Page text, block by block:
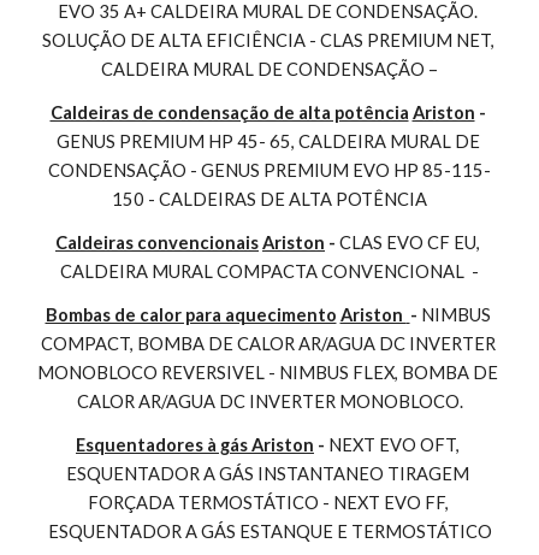
EVO 35 A+ CALDEIRA MURAL DE CONDENSAÇÃO.
SOLUÇÃO DE ALTA EFICIÊNCIA - CLAS PREMIUM NET,
CALDEIRA MURAL DE CONDENSAÇÃO –
Caldeiras de condensação de alta potência Ariston
GENUS PREMIUM HP 45- 65, CALDEIRA MURAL DE
CONDENSAÇÃO - GENUS PREMIUM EVO HP 85-115-
150 - CALDEIRAS DE ALTA POTÊNCIA
Caldeiras convencionaisAriston - CLAS EVO CF EU,
CALDEIRA MURAL COMPACTA CONVENCIONAL  -
Bombas de calor para aquecimento Ariston - NIMBUS
COMPACT, BOMBA DE CALOR AR/AGUA DC INVERTER
MONOBLOCO REVERSIVEL - NIMBUS FLEX, BOMBA DE
CALOR AR/AGUA DC INVERTER MONOBLOCO.
Esquentadores à gás Ariston - NEXT EVO OFT,
ESQUENTADOR A GÁS INSTANTANEO TIRAGEM
FORÇADA TERMOSTÁTICO - NEXT EVO FF,
ESQUENTADOR A GÁS ESTANQUE E TERMOSTÁTICO